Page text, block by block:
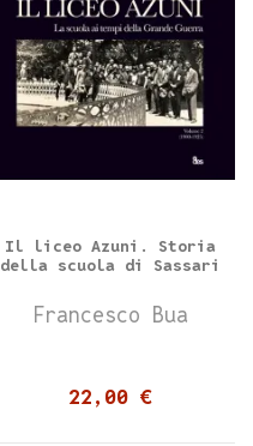
Il liceo Azuni. Storia
della scuola di Sassari
Francesco Bua
22,00 €